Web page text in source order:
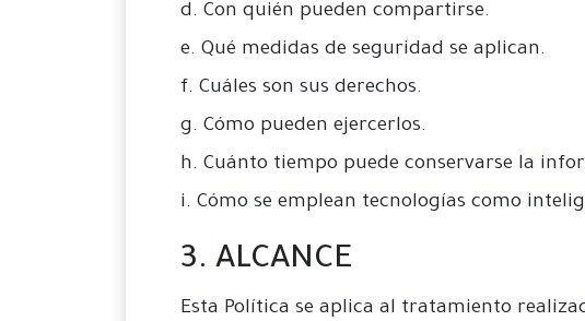
d. Con quién pueden compartirse.
e. Qué medidas de seguridad se aplican.
f. Cuáles son sus derechos.
g. Cómo pueden ejercerlos.
h. Cuánto tiempo puede conservarse la
i. Cómo se emplean tecnologías como
3. ALCANCE
Esta Política se aplica al tratamiento